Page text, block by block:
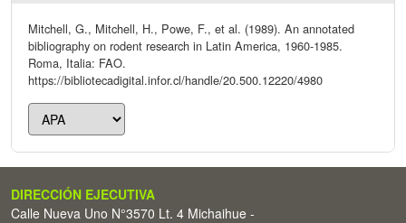
Mitchell, G., Mitchell, H., Powe, F., et al. (1989). An annotated
bibliography on rodent research in Latin America, 1960-1985.
Roma, Italia: FAO.
https://bibliotecadigital.infor.cl/handle/20.500.12220/4980
DIRECCIÓN EJECUTIVA
Calle Nueva Uno N°3570 Lt. 4 Michaihue -